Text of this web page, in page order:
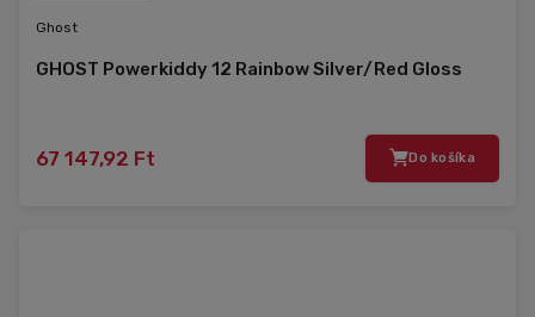
Ghost
GHOST Powerkiddy 12 Rainbow Silver/Red Gloss
67 147,92 Ft Do košíka